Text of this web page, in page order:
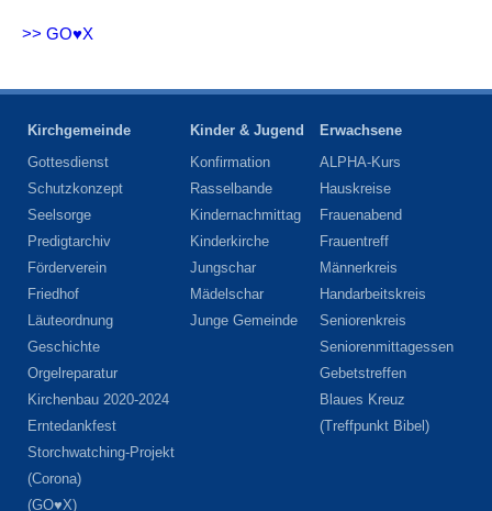
>> GO♥X
Kirchgemeinde
Gottesdienst
Schutzkonzept
Seelsorge
Predigtarchiv
Förderverein
Friedhof
Läuteordnung
Geschichte
Orgelreparatur
Kirchenbau 2020-2024
Erntedankfest
Storchwatching-Projekt
(Corona)
(GO♥X)
Kinder & Jugend
Konfirmation
Rasselbande
Kindernachmittag
Kinderkirche
Jungschar
Mädelschar
Junge Gemeinde
Erwachsene
ALPHA-Kurs
Hauskreise
Frauenabend
Frauentreff
Männerkreis
Handarbeitskreis
Seniorenkreis
Seniorenmittagessen
Gebetstreffen
Blaues Kreuz
(Treffpunkt Bibel)